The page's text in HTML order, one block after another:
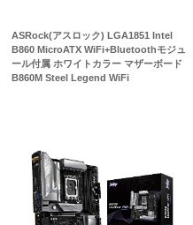
ASRock(アスロック) LGA1851 Intel
B860 MicroATX WiFi+Bluetoothモジュ
ール付属 ホワイトカラー マザーボード
B860M Steel Legend WiFi